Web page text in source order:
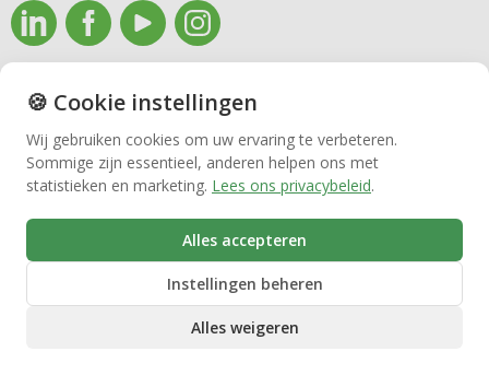
Huren
Bedrijfsmakelaardij
Vastgoedbeheer
VvE beheer
Zorgwoningen
info@makelaardijhoekstra.nl
Alle contactgegevens
Bekijk de laatste nieuwsbrief van Makelaardij Hoekstra
Inschrijven nieuwsbrief Makelaardij Hoekstra
🍪 Cookie instellingen
Wij gebruiken cookies om uw ervaring te verbeteren.
Sommige zijn essentieel, anderen helpen ons met
statistieken en marketing. Lees ons privacybeleid.
Alles accepteren
Instellingen beheren
Alles weigeren